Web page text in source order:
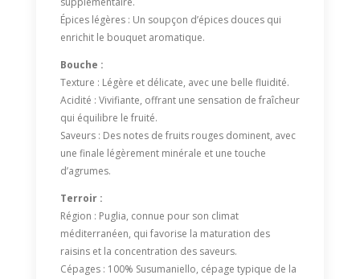
Épices légères : Un soupçon d’épices douces qui
enrichit le bouquet aromatique.
Bouche :
Texture : Légère et délicate, avec une belle fluidité.
Acidité : Vivifiante, offrant une sensation de fraîcheur
qui équilibre le fruité.
Saveurs : Des notes de fruits rouges dominent, avec
une finale légèrement minérale et une touche
d’agrumes.
Terroir :
Région : Puglia, connue pour son climat
méditerranéen, qui favorise la maturation des
raisins et la concentration des saveurs.
Cépages : 100% Susumaniello, cépage typique de la